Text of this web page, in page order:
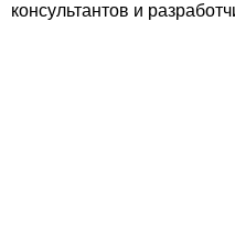
консультантов и